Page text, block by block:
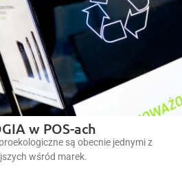
w POS-ach
są obecnie jednymi z
wśród marek.